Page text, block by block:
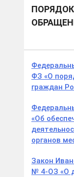
ФЗ «О
граждан
«Об
органов
Закон
№ 4-ОЗ «О